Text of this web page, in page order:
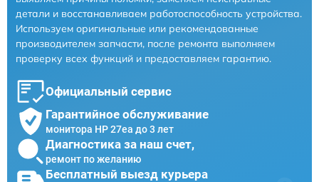
детали и восстанавливаем работоспособность устройства.
Используем оригинальные или рекомендованные
производителем запчасти, после ремонта выполняем
проверку всех функций и предоставляем гарантию.
Официальный сервис
Гарантийное обслуживание
монитора HP 27ea до 3 лет
Диагностика за наш счет,
ремонт по желанию
Бесплатный выезд курьера